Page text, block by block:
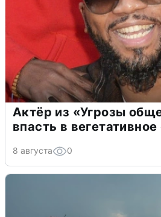
Актёр из «Угрозы
впасть в
8 августа 0